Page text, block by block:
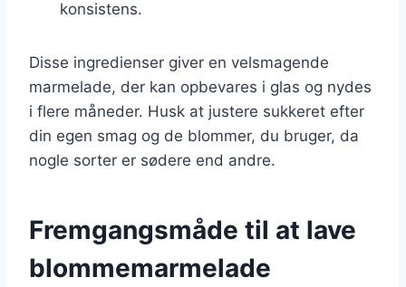
konsistens.
Disse ingredienser giver en velsmagende
marmelade, der kan opbevares i glas og nydes
i flere måneder. Husk at justere sukkeret efter
din egen smag og de blommer, du bruger, da
nogle sorter er sødere end andre.
Fremgangsmåde til at lave
blommemarmelade